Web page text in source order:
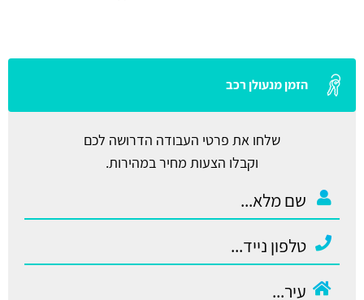
הזמן מנעולן רכב
שלחו את פרטי העבודה הדרושה לכם
וקבלו הצעות מחיר במהירות.